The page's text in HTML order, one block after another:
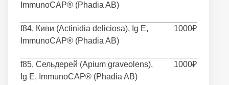
ImmunoCAP® (Phadia AB)
f84, Киви (Actinidia deliciosa), Ig E,
ImmunoCAP® (Phadia AB)
1000₽
f85, Сельдерей (Apium graveolens),
Ig E, ImmunoCAP® (Phadia AB)
1000₽